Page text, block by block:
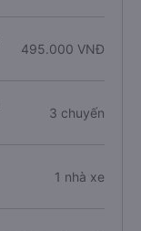
495.000 VNĐ
3 chuyến
1 nhà xe